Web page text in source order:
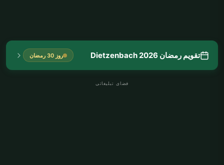
تقویم رمضان Dietzenbach 2026 روز 30 رمضان
فضای تبلیغاتی